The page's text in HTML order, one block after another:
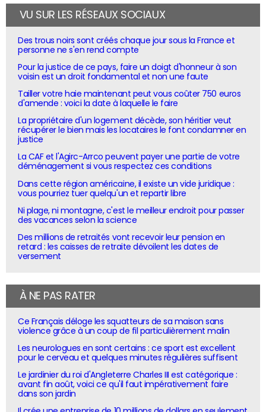
VU SUR LES RÉSEAUX SOCIAUX
Des trous noirs sont créés chaque jour sous la France et
personne ne s'en rend compte
Pour la justice de ce pays, faire un doigt d'honneur à son
voisin est un droit fondamental et non une faute
Tailler votre haie maintenant peut vous coûter 750 euros
d'amende : voici la date à laquelle le faire
La propriétaire d'un logement décède, son héritier veut
récupérer le bien mais les locataires le font condamner en
justice
La CAF et l'Agirc-Arrco peuvent payer une partie de votre
déménagement si vous respectez ces conditions
Dans cette région américaine, il existe un vide juridique :
vous pourriez tuer quelqu'un et repartir libre
Ni plage, ni montagne, c'est le meilleur endroit pour passer
des vacances selon la science
Des millions de retraités vont recevoir leur pension en
retard : les caisses de retraite dévoilent les dates de
versement
À NE PAS RATER
Ce Français déloge les squatteurs de sa maison sans
violence grâce à un coup de fil particulièrement malin
Les neurologues en sont certains : ce sport est excellent
pour le cerveau et quelques minutes régulières suffisent
Le jardinier du roi d'Angleterre Charles III est catégorique :
avant fin août, voici ce qu'il faut impérativement faire
dans son jardin